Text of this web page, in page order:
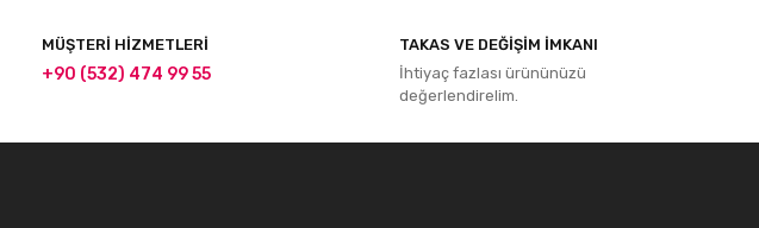
yapın!MÜŞTERİ HİZMETLERİ
+90 (532) 474 99 55
TAKAS VE DEĞİŞİM İMKANI
İhtiyaç fazlası ürününüzü
değerlendirelim.